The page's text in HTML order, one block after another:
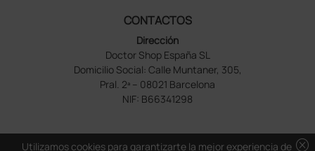
CONTACTOS
Dirección
Doctor Shop España SL
Domicilio Social: Calle Muntaner, 305,
Pral. 2ª – 08021 Barcelona
NIF: B66341298
cancel
Utilizamos cookies para garantizarte la mejor experiencia de